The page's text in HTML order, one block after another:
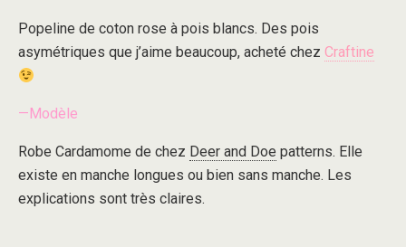
Popeline de coton rose à pois blancs. Des pois
asymétriques que j’aime beaucoup, acheté chez Craftine
—Modèle
Robe Cardamome de chez Deer and Doe patterns. Elle
existe en manche longues ou bien sans manche. Les
explications sont très claires.